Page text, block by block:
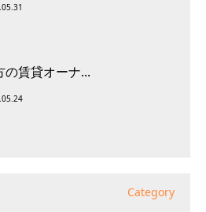
の賃貸オーナ...
Category